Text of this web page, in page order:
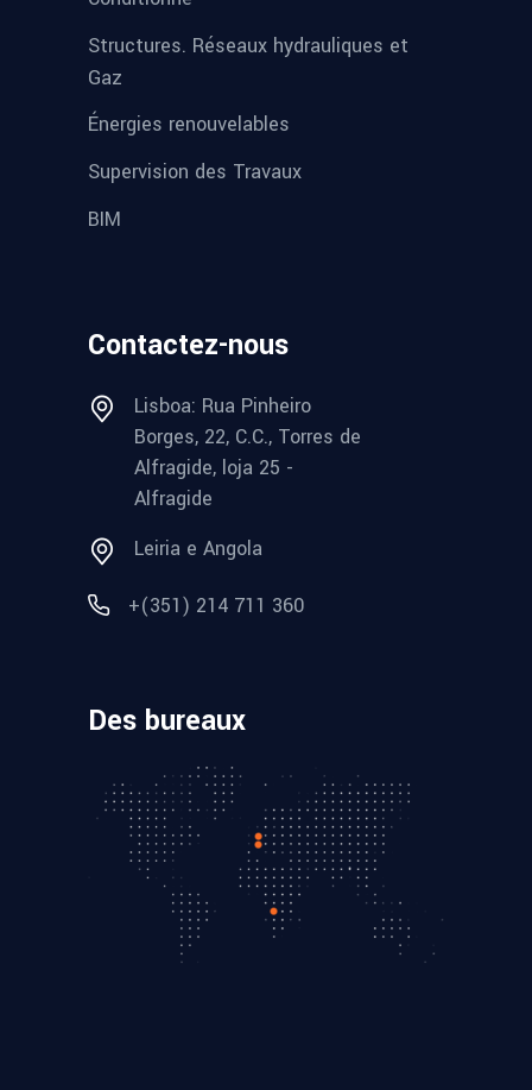
Structures. Réseaux hydrauliques et
Gaz
Énergies renouvelables
Supervision des Travaux
BIM
Contactez-nous
Lisboa: Rua Pinheiro
Borges, 22, C.C., Torres de
Alfragide, loja 25 -
Alfragide
Leiria e Angola
+(351) 214 711 360
Des bureaux